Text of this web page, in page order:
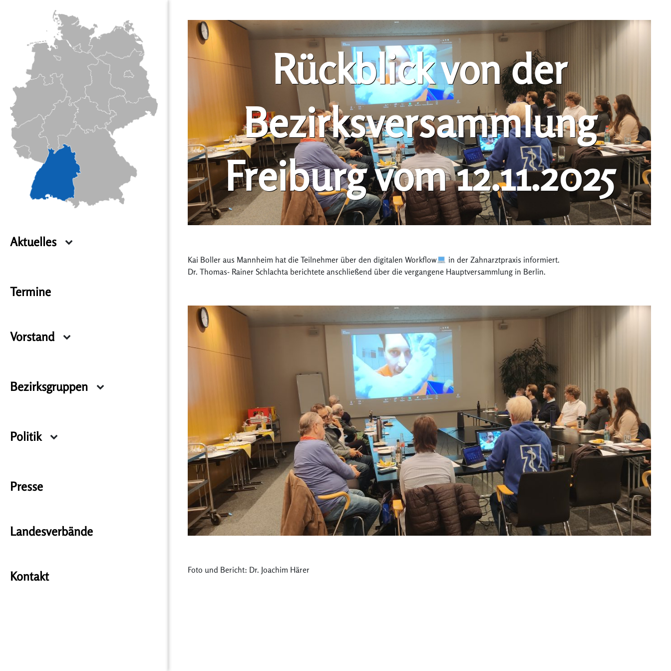
Aktuelles
Termine
Vorstand
Bezirksgruppen
Politik
Presse
Landesverbände
Kontakt
Rückblick von der
Bezirksversammlung
Freiburg vom 12.11.2025
Kai Boller aus Mannheim hat die Teilnehmer über den digitalen Workflow
in der Zahnarztpraxis informiert.
Dr. Thomas- Rainer Schlachta berichtete anschließend über die vergangene Hauptversammlung in Berlin.
Foto und Bericht: Dr. Joachim Härer